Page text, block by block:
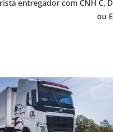
entregador com CNH C, D
ou E